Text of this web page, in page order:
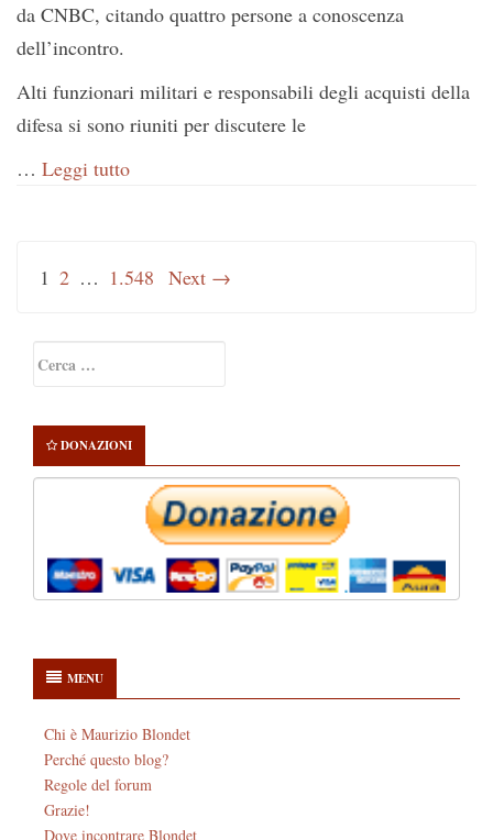
da CNBC, citando quattro persone a conoscenza
dell’incontro.
Alti funzionari militari e responsabili degli acquisti della
difesa si sono riuniti per discutere le
… Leggi tutto
1 2 … 1.548 Next →
Sidebar
per:
DONAZIONI
MENU
Chi è Maurizio Blondet
Perché questo blog?
Regole del forum
Grazie!
Dove incontrare Blondet